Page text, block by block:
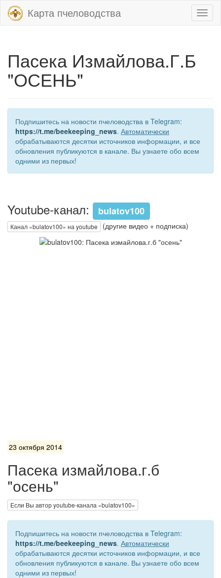
Карта пчеловодства
Пасека Измайлова.Г.Б
"ОСЕНЬ"
Подпишитесь на новости пчеловодства в Telegram:
https://t.me/beekeeping_news. Автоматически
обрабатываются десятки источников информации, и все
обновления публикуются в канале. Вы узнаете обо всем
одними из первых!
Youtube-канал: bulatov100
Канал «bulatov100» на youtube (другие видео + подписка)
23 октября 2014
Пасека измайлова.г.б
"осень"
Если Вы автор youtube-канала «bulatov100»
Подпишитесь на новости пчеловодства в Telegram:
https://t.me/beekeeping_news. Автоматически
обрабатываются десятки источников информации, и все
обновления публикуются в канале. Вы узнаете обо всем
одними из первых!